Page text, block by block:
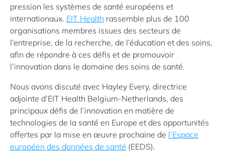
pression les systèmes de santé européens et
internationaux. EIT Health rassemble plus de 100
organisations membres issues des secteurs de
l’entreprise, de la recherche, de l’éducation et des soins,
afin de répondre à ces défis et de promouvoir
l’innovation dans le domaine des soins de santé.
Nous avons discuté avec Hayley Every, directrice
adjointe d’EIT Health Belgium-Netherlands, des
principaux défis de l’innovation en matière de
technologies de la santé en Europe et des opportunités
offertes par la mise en œuvre prochaine de l’Espace
européen des données de santé (EEDS).